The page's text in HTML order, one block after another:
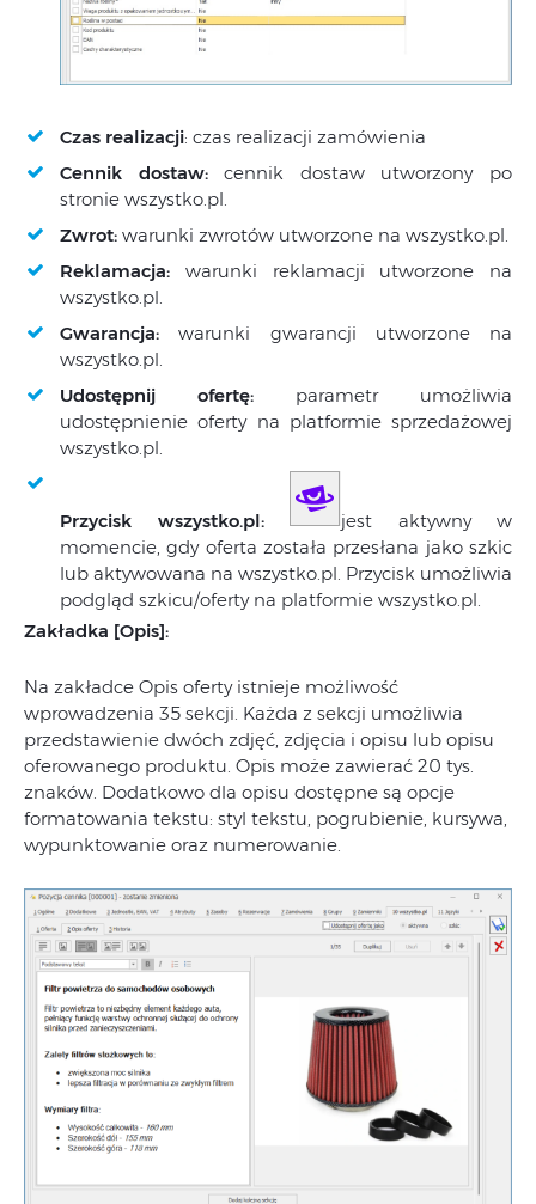
Czas realizacji: czas realizacji zamówienia
Cennik dostaw:cennik dostaw utworzony po
stronie wszystko.pl.
Zwrot: warunki zwrotów utworzone na wszystko.pl.
Reklamacja: warunki reklamacji utworzone na
wszystko.pl.
Gwarancja:warunki gwarancji utworzone na
wszystko.pl.
Udostępnij ofertę: parametr umożliwia
udostępnienie oferty na platformie sprzedażowej
wszystko.pl.
Przycisk wszystko.pl:
jest aktywny w
momencie, gdy oferta została przesłana jako szkic
lub aktywowana na wszystko.pl. Przycisk umożliwia
podgląd szkicu/oferty na platformie wszystko.pl.
Zakładka [Opis]:
Na zakładce Opis oferty istnieje możliwość
wprowadzenia 35 sekcji. Każda z sekcji umożliwia
przedstawienie dwóch zdjęć, zdjęcia i opisu lub opisu
oferowanego produktu. Opis może zawierać 20 tys.
znaków. Dodatkowo dla opisu dostępne są opcje
formatowania tekstu: styl tekstu, pogrubienie, kursywa,
wypunktowanie oraz numerowanie.